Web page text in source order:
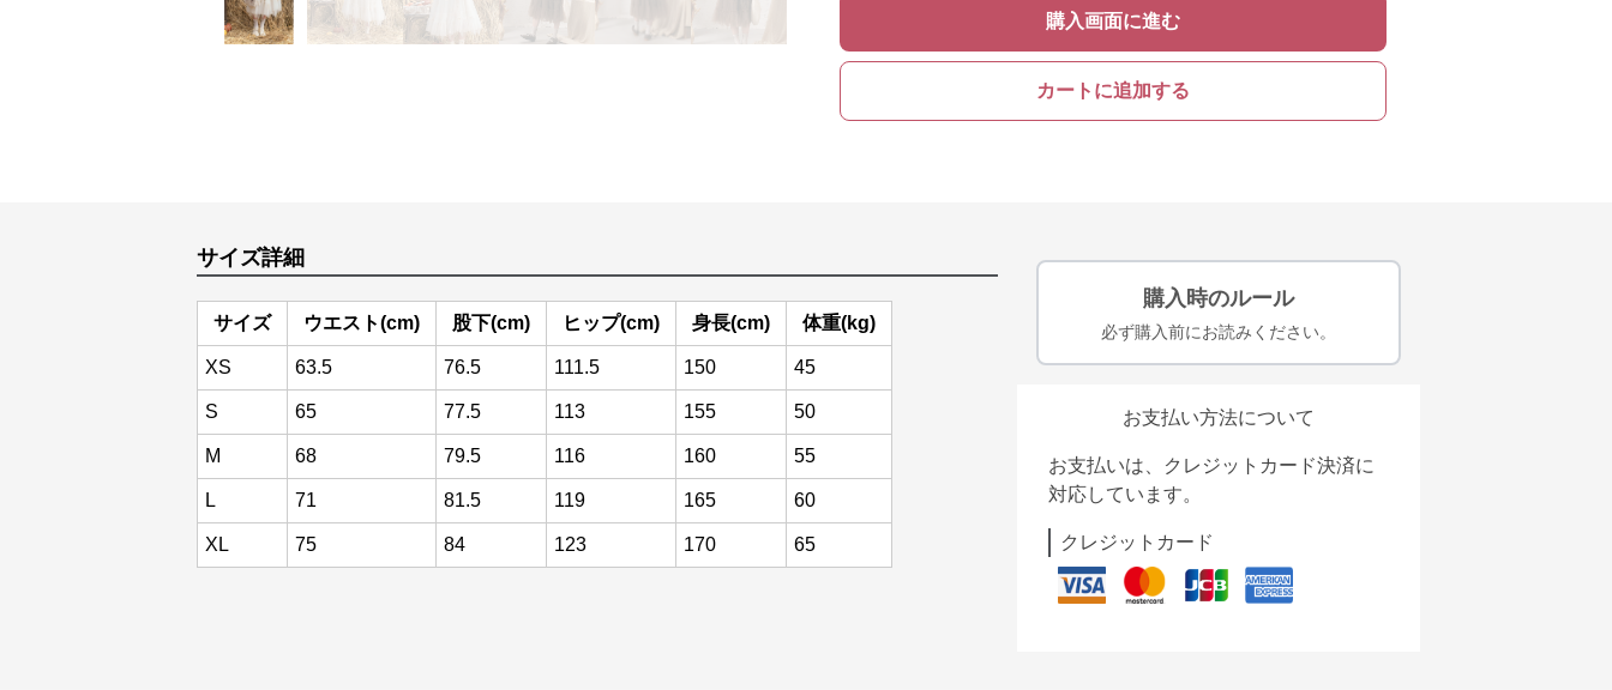
購入画面に進む
カートに追加する
サイズ詳細
サイズ ウエスト(cm) 股下(cm) ヒップ(cm) 身長(cm) 体重(kg)
XS 63.5 76.5 111.5 150 45
S 65 77.5 113 155 50
M 68 79.5 116 160 55
L 71 81.5 119 165 60
XL 75 84 123 170 65
購入時のルール
必ず購入前にお読みください。
お支払い方法について
お支払いは、クレジットカード決済に
対応しています。
クレジットカード